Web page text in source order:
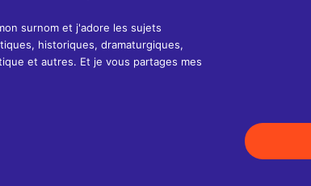
surnom et j'adore les sujets
historiques, dramaturgiques,
et autres. Et je vous partages mes